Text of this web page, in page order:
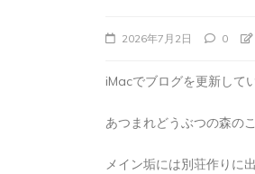
2026年7月2日 0
iMacでブログを更新してい
あつまれどうぶつの森のこ
メイン垢には別荘作りに